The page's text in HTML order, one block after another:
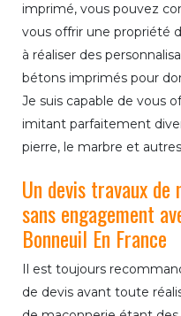
imprimé, vous pouvez
vous offrir une propriété
à réaliser des
bétons imprimés pour
Je suis capable de vous
imitant parfaitement
pierre, le marbre et
Un devis travaux
sans engagement
Bonneuil En France
Il est toujours
de devis avant toute